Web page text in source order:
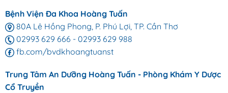
Bệnh Viện Đa Khoa Hoàng Tuấn
80A Lê Hồng Phong, P. Phú Lợi, TP. Cần Thơ
02993 629 666 - 02993 629 988
fb.com/bvdkhoangtuanst
Trung Tâm An Dưỡng Hoàng Tuấn - Phòng Khám Y Dược
Cổ Truyền